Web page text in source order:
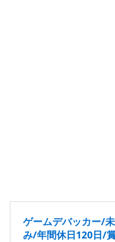
ゲームデバッカー/
み/年間休日120日/